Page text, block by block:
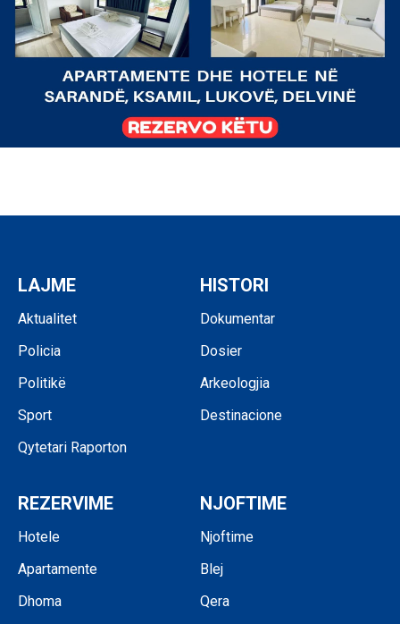
LAJME
Aktualitet
Policia
Politikë
Sport
Qytetari Raporton
HISTORI
Dokumentar
Dosier
Arkeologjia
Destinacione
REZERVIME
Hotele
Apartamente
Dhoma
NJOFTIME
Njoftime
Blej
Qera